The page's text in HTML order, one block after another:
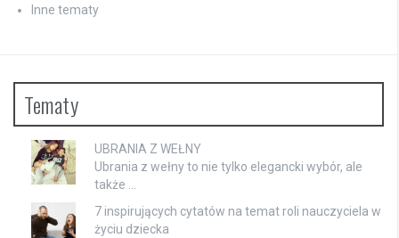
Inne tematy
Tematy
UBRANIA Z WEŁNY
Ubrania z wełny to nie tylko elegancki wybór, ale
także …
7 inspirujących cytatów na temat roli nauczyciela w
życiu dziecka